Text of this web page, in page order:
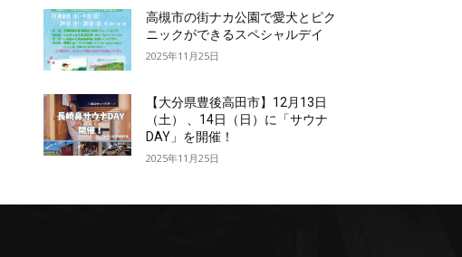
高槻市の街ナカ公園で愛犬とピク
ニックができるスペシャルデイ
2025年11月25日
【大分県豊後高田市】12月13日
（土） 、14日（日）に「サウナ
DAY」を開催！
2025年11月25日